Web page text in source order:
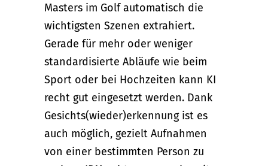
Masters im Golf automatisch die
wichtigsten Szenen extrahiert.
Gerade für mehr oder weniger
standardisierte Abläufe wie beim
Sport oder bei Hochzeiten kann KI
recht gut eingesetzt werden. Dank
Gesichts(wieder)erkennung ist es
auch möglich, gezielt Aufnahmen
von einer bestimmten Person zu